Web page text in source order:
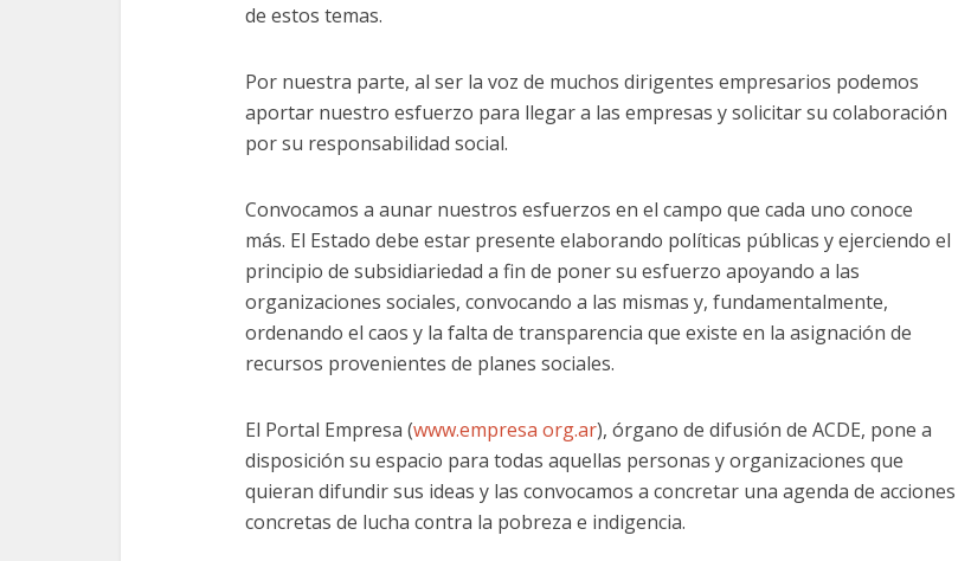
de estos temas.
Por nuestra parte, al ser la voz de muchos dirigentes empresarios podemos
aportar nuestro esfuerzo para llegar a las empresas y solicitar su colaboración
por su responsabilidad social.
Convocamos a aunar nuestros esfuerzos en el campo que cada uno conoce
más. El Estado debe estar presente elaborando políticas públicas y ejerciendo el
principio de subsidiariedad a fin de poner su esfuerzo apoyando a las
organizaciones sociales, convocando a las mismas y, fundamentalmente,
ordenando el caos y la falta de transparencia que existe en la asignación de
recursos provenientes de planes sociales.
El Portal Empresa (www.empresa org.ar), órgano de difusión de ACDE, pone a
disposición su espacio para todas aquellas personas y organizaciones que
quieran difundir sus ideas y las convocamos a concretar una agenda de acciones
concretas de lucha contra la pobreza e indigencia.